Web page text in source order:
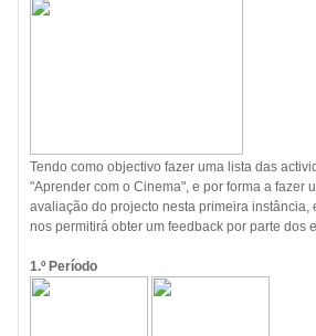
Tendo como objectivo fazer uma lista das
"Aprender com o Cinema", e por forma a fazer
avaliação do projecto nesta primeira
nos permitirá obter um feedback por parte dos
1.º Período